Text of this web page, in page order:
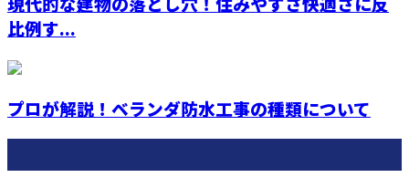
比例す...
プロが解説！ベランダ防水工事の種類について